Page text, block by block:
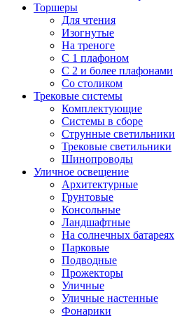
Торшеры
Для чтения
Изогнутые
На треноге
С 1 плафоном
С 2 и более плафонами
Со столиком
Трековые системы
Комплектующие
Системы в сборе
Струнные светильники
Трековые светильники
Шинопроводы
Уличное освещение
Архитектурные
Грунтовые
Консольные
Ландшафтные
На солнечных батареях
Парковые
Подводные
Прожекторы
Уличные
Уличные настенные
Фонарики